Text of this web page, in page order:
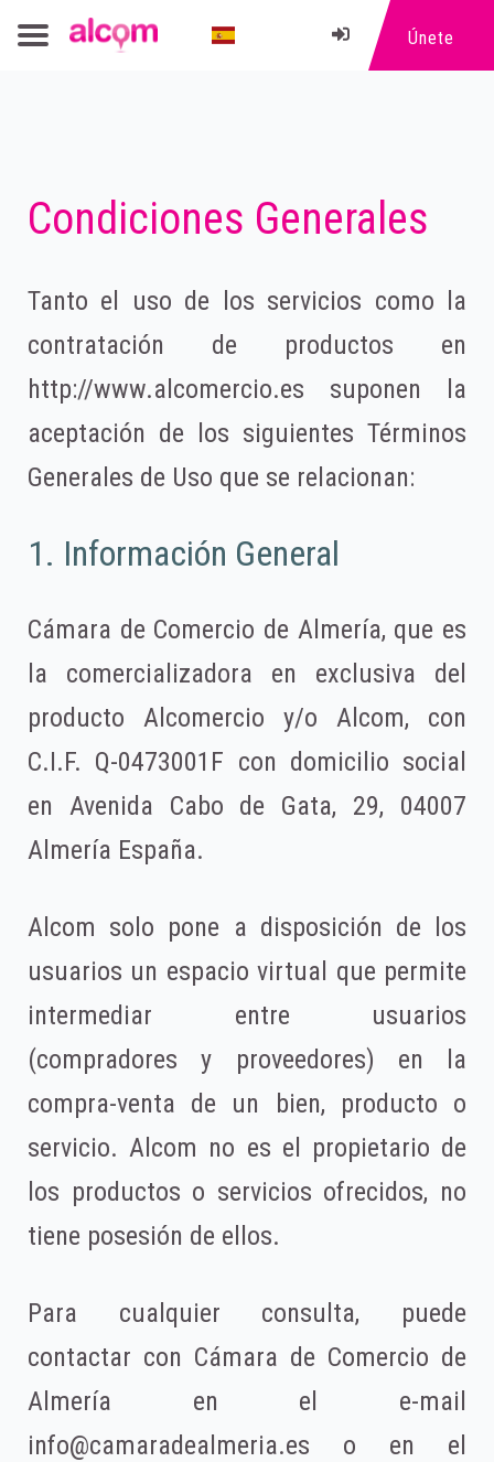
Únete
Condiciones Generales
Tanto el uso de los servicios como la
contratación de productos en
http://www.alcomercio.es suponen la
aceptación de los siguientes Términos
Generales de Uso que se relacionan:
1. Información General
Cámara de Comercio de Almería, que es
la comercializadora en exclusiva del
producto Alcomercio y/o Alcom, con
C.I.F. Q-0473001F con domicilio social
en Avenida Cabo de Gata, 29, 04007
Almería España.
Alcom solo pone a disposición de los
usuarios un espacio virtual que permite
intermediar entre usuarios
(compradores y proveedores) en la
compra-venta de un bien, producto o
servicio. Alcom no es el propietario de
los productos o servicios ofrecidos, no
tiene posesión de ellos.
Para cualquier consulta, puede
contactar con Cámara de Comercio de
Almería en el e-mail
info@camaradealmeria.es o en el